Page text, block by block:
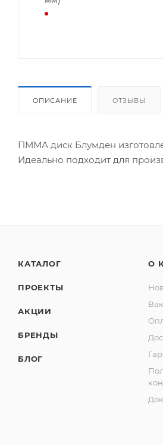
ОПИСАНИЕ ОТЗЫВЫ
ПММА диск Блумден
Идеально подходит для
КАТАЛОГ
ПРОЕКТЫ
АКЦИИ
БРЕНДЫ
БЛОГ
О